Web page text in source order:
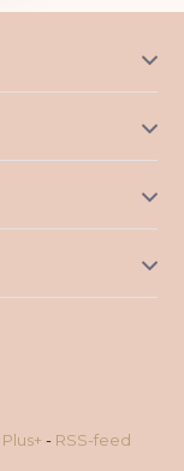
Plus+ - RSS-feed